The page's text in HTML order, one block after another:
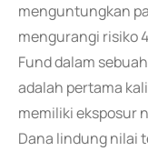
menguntungkan
mengurangi risiko
Fund dalam
adalah pertama
memiliki eksposur
Dana lindung nilai